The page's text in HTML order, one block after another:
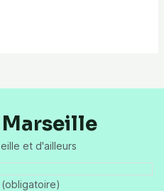
et d'ailleurs